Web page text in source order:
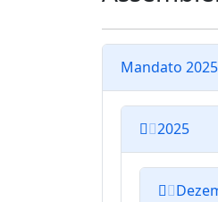
Mandato
2025